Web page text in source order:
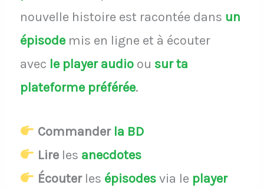
nouvelle histoire est racontée dans un
épisodemis en ligne et à écouter
avec le player audio ou sur ta
plateforme préférée.
Commander la BD
Lireles anecdotes
Écouterles épisodesvia le player